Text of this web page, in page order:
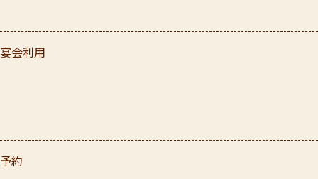
宴会利用
予約